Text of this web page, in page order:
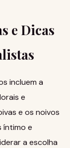
e Dicas
incluem a
e
e os noivos
íntimo e
a escolha